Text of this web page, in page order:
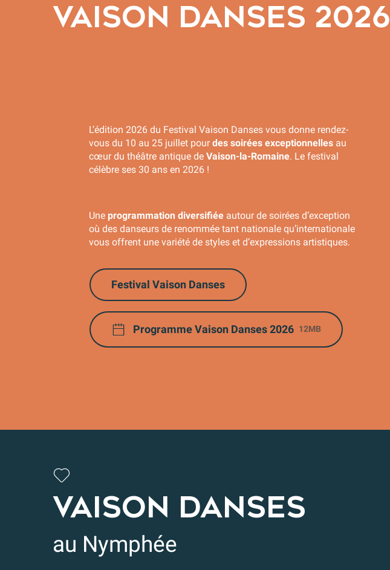
VAISON DANSES 2026
L’édition 2026 du Festival Vaison Danses vous donne rendez-
vous du 10 au 25 juillet pourdes soirées exceptionnelles au
cœur du théâtre antique de Vaison-la-Romaine. Le festival
célèbre ses 30 ans en 2026 !
Une programmation diversifiée autour de soirées d’exception
où des danseurs de renommée tant nationale qu’internationale
vous offrent une variété de styles et d’expressions artistiques.
Festival Vaison Danses
Programme Vaison Danses 2026 12MB
VAISON DANSES
au Nymphée